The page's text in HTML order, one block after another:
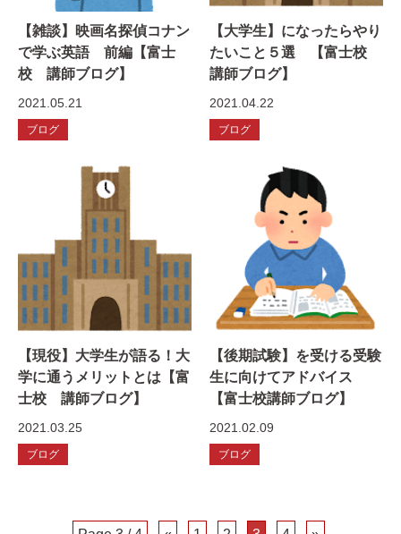
【雑談】映画名探偵コナン
で学ぶ英語 前編【富士
校 講師ブログ】
2021.05.21
ブログ
【大学生】になったらやり
たいこと５選 【富士校
講師ブログ】
2021.04.22
ブログ
【現役】大学生が語る！大
学に通うメリットとは【富
士校 講師ブログ】
2021.03.25
ブログ
【後期試験】を受ける受験
生に向けてアドバイス
【富士校講師ブログ】
2021.02.09
ブログ